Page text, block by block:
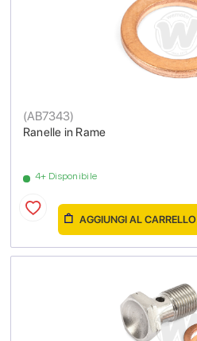
Ranelle in Rame
(AB7343)
4+ Disponibile
AGGIUNGI AL CARRELLO